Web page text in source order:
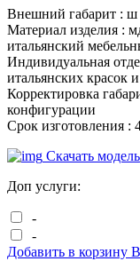
Внешний габарит : ш
Материал изделия :
итальянский
Индивидуальная
итальянских красок
Корректировка
конфигурации
Срок изготовления :
Скачать модель
Доп услуги:
-
-
Добавить в корзину